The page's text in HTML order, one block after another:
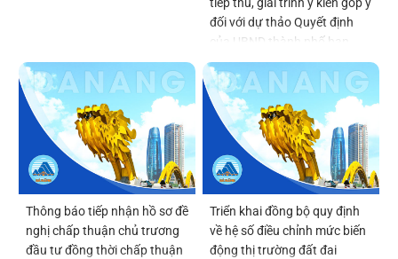
đối với dự thảo Quyết định
của UBND thành phố ban
hành Quy chế tổ chức và
hoạt động của thôn, tổ dân
phố
Thông báo tiếp nhận hồ sơ đề
nghị chấp thuận chủ trương
đầu tư đồng thời chấp thuận
Triển khai đồng bộ quy định
về hệ số điều chỉnh mức biến
động thị trường đất đai